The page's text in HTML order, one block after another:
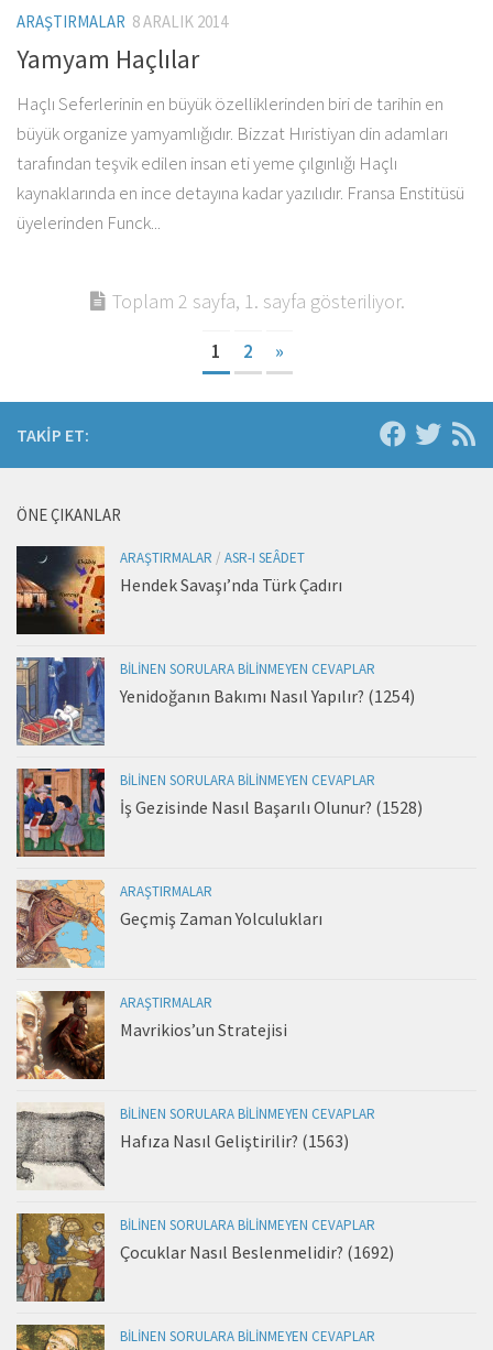
ARAŞTIRMALAR 8 ARALIK 2014
Yamyam Haçlılar
Haçlı Seferlerinin en büyük özelliklerinden biri de tarihin en
büyük organize yamyamlığıdır. Bizzat Hıristiyan din adamları
tarafından teşvik edilen insan eti yeme çılgınlığı Haçlı
kaynaklarında en ince detayına kadar yazılıdır. Fransa Enstitüsü
üyelerinden Funck...
Toplam 2 sayfa, 1. sayfa gösteriliyor.
1 2 »
TAKIP ET:
ÖNE ÇIKANLAR
ARAŞTIRMALAR / ASR-I SEÂDET
Hendek Savaşı’nda Türk Çadırı
BILINEN SORULARA BILINMEYEN CEVAPLAR
Yenidoğanın Bakımı Nasıl Yapılır? (1254)
BILINEN SORULARA BILINMEYEN CEVAPLAR
İş Gezisinde Nasıl Başarılı Olunur? (1528)
ARAŞTIRMALAR
Geçmiş Zaman Yolculukları
ARAŞTIRMALAR
Mavrikios’un Stratejisi
BILINEN SORULARA BILINMEYEN CEVAPLAR
Hafıza Nasıl Geliştirilir? (1563)
BILINEN SORULARA BILINMEYEN CEVAPLAR
Çocuklar Nasıl Beslenmelidir? (1692)
BILINEN SORULARA BILINMEYEN CEVAPLAR